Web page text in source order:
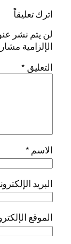
اترك تعليقاً
لن يتم نشر
الإلزامية مشار
التعليق *
الاسم*
البريد
الموقع